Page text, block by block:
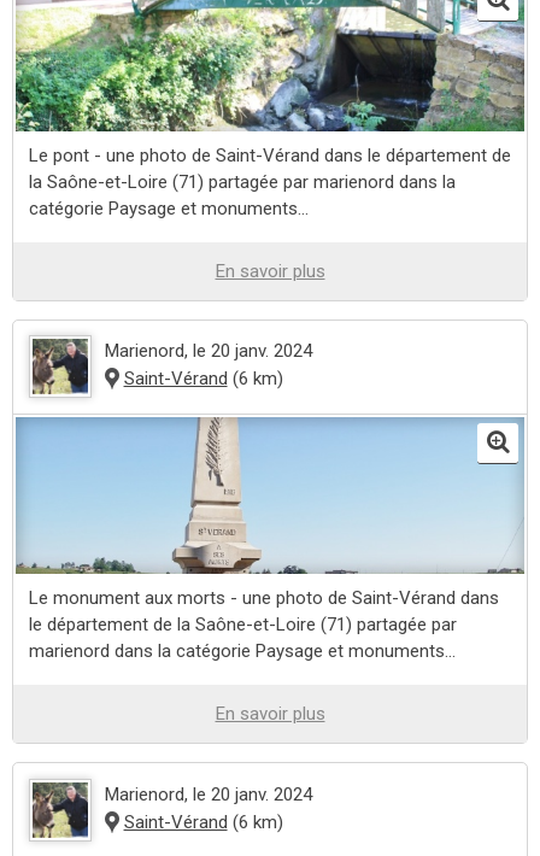
Le pont - une photo de Saint-Vérand dans le département de
la Saône-et-Loire (71) partagée par marienord dans la
catégorie Paysage et monuments...
En savoir plus
Marienord, le 20 janv. 2024
Saint-Vérand (6 km)
Le monument aux morts - une photo de Saint-Vérand dans
le département de la Saône-et-Loire (71) partagée par
marienord dans la catégorie Paysage et monuments...
En savoir plus
Marienord, le 20 janv. 2024
Saint-Vérand (6 km)